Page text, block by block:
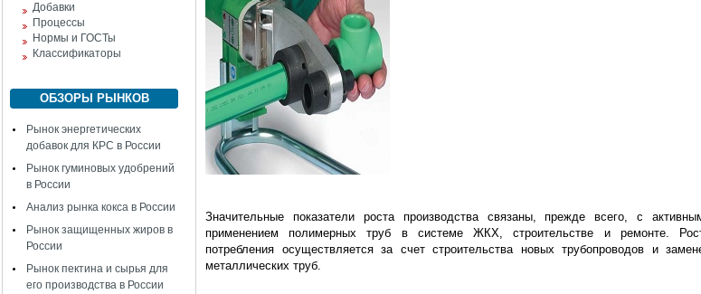
Добавки
Процессы
Нормы и ГОСТы
Классификаторы
ОБЗОРЫ РЫНКОВ
Рынок энергетических
добавок для КРС в России
Рынок гуминовых удобрений
в России
Анализ рынка кокса в России
Рынок защищенных жиров в
России
Рынок пектина и сырья для
его производства в России
Значительные показатели роста производства связаны, прежде всего, с
применением полимерных труб в системе ЖКХ, строительстве и ремонте.
потребления осуществляется за счет строительства новых трубопроводов и
металлических труб.